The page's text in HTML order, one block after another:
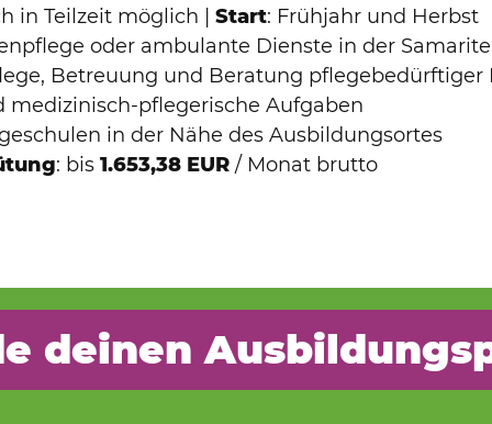
in Teilzeit möglich |Start: Frühjahr und Herbst
oder ambulante Dienste in der
Betreuung und Beratung pflegebedürftiger
medizinisch-pflegerische Aufgaben
in der Nähe des Ausbildungsortes
: bis1.653,38 EUR / Monat brutto
deinen